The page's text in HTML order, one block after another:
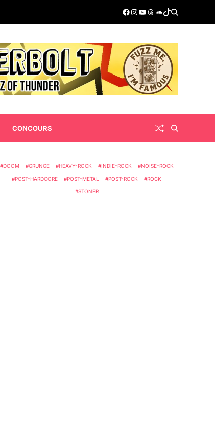
CONCOURS
DOOM GRUNGE HEAVY-ROCK INDIE-ROCK NOISE-ROCK
POST-HARDCORE POST-METAL POST-ROCK ROCK
STONER